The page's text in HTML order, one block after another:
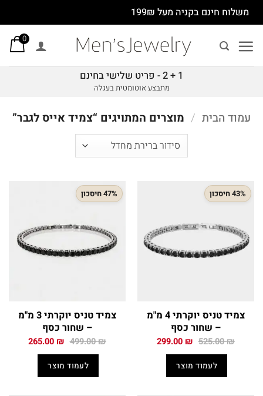
Skip
to
content
משלוח חינם בקניה מעל 199₪
0
1 + 2 - פריט שלישי בחינם
מתבצע אוטומטית בעגלה
עמוד הבית / מוצרים המתויגים “צמיד אייס לגבר”
43% חיסכון
צמיד טניס יוקרתי 4 מ"מ
– שחור כסף
525.00₪ המחיר
525.00 ₪.
299.00 ₪ המחיר
לעמוד מוצר
47% חיסכון
צמיד טניס יוקרתי 3 מ"מ
– שחור כסף
499.00₪ המחיר
499.00 ₪.
265.00 ₪ המחיר
לעמוד מוצר